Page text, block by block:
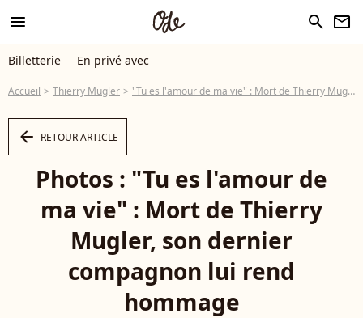
menu search newsletter
Billetterie En privé avec
Accueil Thierry Mugler "Tu es l'amour de ma vie" : Mort de Thierry Mugler, son dernier compagnon lui rend hommage
arrow_left RETOUR ARTICLE
Photos : "Tu es l'amour de
ma vie" : Mort de Thierry
Mugler, son dernier
compagnon lui rend
hommage